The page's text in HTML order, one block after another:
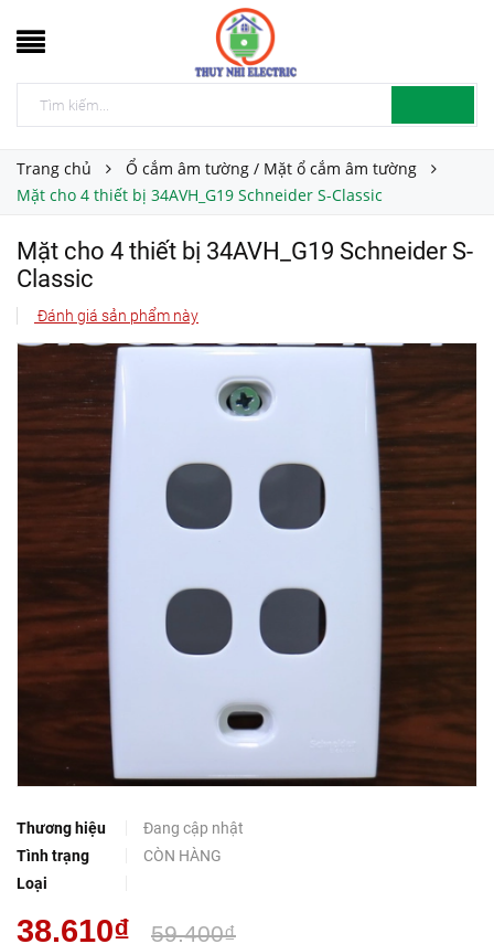
Trang chủ
Ổ cắm âm tường / Mặt ổ cắm âm tường
Mặt cho 4 thiết bị 34AVH_G19 Schneider S-Classic
Mặt cho 4 thiết bị 34AVH_G19 Schneider S-
Classic
Đánh giá sản phẩm này
Thương hiệu
Đang cập nhật
Tình trạng
CÒN HÀNG
Loại
38.610₫ 59.400₫